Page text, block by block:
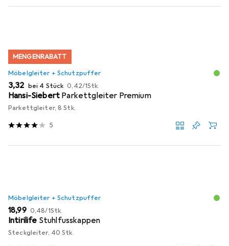
MENGENRABATT
Möbelgleiter + Schutzpuffer
EUR
3,32 bei 4 Stück EUR
0,42/1Stk.
Hansi-Siebert Parkettgleiter Premium
Parkettgleiter, 8 Stk.
5
Möbelgleiter + Schutzpuffer
EUR
18,99 EUR
0,48/1Stk.
Intirilife Stuhlfusskappen
Steckgleiter, 40 Stk.